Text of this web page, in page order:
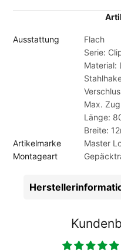
Ausstattung
Flach
Serie:
Material:
Max.
Länge:
Breite:
Artikelmarke
Master
Montageart